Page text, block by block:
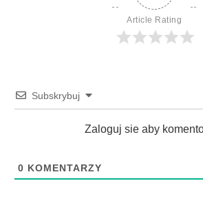
Article Rating
Subskrybuj
Zaloguj sie aby
0 KOMENTARZY